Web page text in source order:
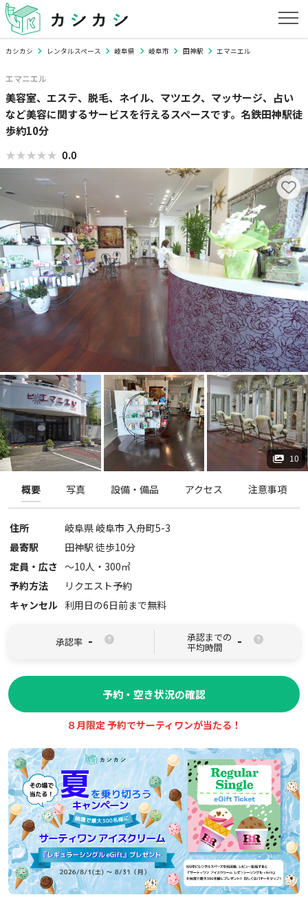
カシカシ レンタルスペース 岐阜県 岐阜市 田神駅 エマニエル
エマニエル
美容室、エステ、脱毛、ネイル、マツエク、マッサージ、占い
など美容に関するサービスを行えるスペースです。名鉄田神駅徒
歩約10分
★★★★★
★★★★★ 0.0
10
概要 写真 設備・備品 アクセス 注意事項
住所 岐阜県 岐阜市 入舟町5-3
最寄駅
田神駅 徒歩10分
定員・広さ 〜10人・ 300㎡
予約方法
リクエスト予約
キャンセル 利用日の6日前まで無料
承認率 - 承認までの
平均時間 -
予約・空き状況の確認
８月限定 予約でサーティワンが当たる！